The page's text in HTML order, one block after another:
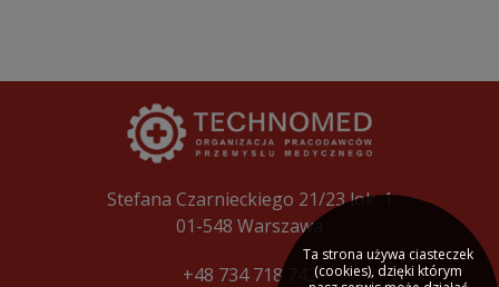
Stefana Czarnieckiego 21/23 lok. 1
01-548 Warszawa
+48 734 718 742
Ta strona używa ciasteczek
(cookies), dzięki którym